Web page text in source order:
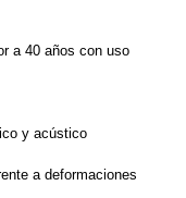
a 40 años con uso
y acústico
a deformaciones